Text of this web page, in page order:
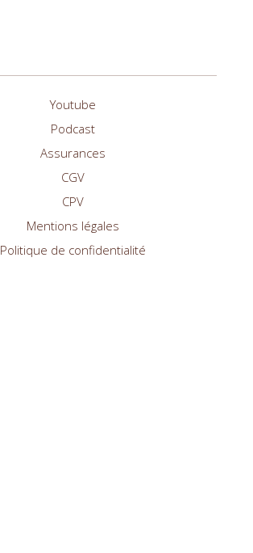
Youtube
Podcast
Assurances
CGV
CPV
Mentions légales
Politique de confidentialité